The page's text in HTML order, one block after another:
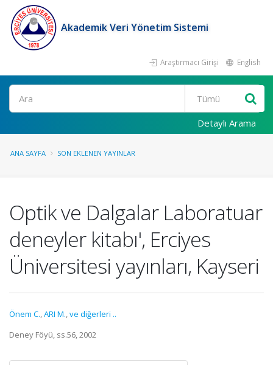
Akademik Veri Yönetim Sistemi
Araştırmacı Girişi English
Ara
Detaylı Arama
ANA SAYFA SON EKLENEN YAYINLAR
Optik ve Dalgalar Laboratuar
deneyler kitabı', Erciyes
Üniversitesi yayınları, Kayseri
Önem C.,ARI M.,ve diğerleri ..
Deney Föyü, ss.56, 2002